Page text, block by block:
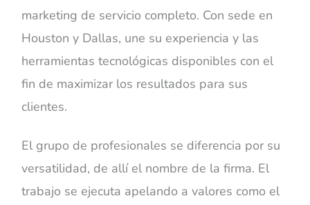
marketing de servicio completo. Con sede en
Houston y Dallas, une su experiencia y las
herramientas tecnológicas disponibles con el
fin de maximizar los resultados para sus
clientes.
El grupo de profesionales se diferencia por su
versatilidad, de allí el nombre de la firma. El
trabajo se ejecuta apelando a valores como el